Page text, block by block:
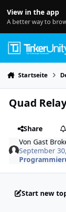
View in the app
A better way to
Startseite
Quad
Share
VonGast
September
Start new